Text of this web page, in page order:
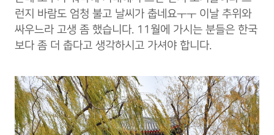
런지 바람도 엄청 불고 날씨가 춥네요ㅜㅜ 이날 추위와
싸우느라 고생 좀 했습니다. 11월에 가시는 분들은 한국
보다 좀 더 춥다고 생각하시고 가셔야 합니다.